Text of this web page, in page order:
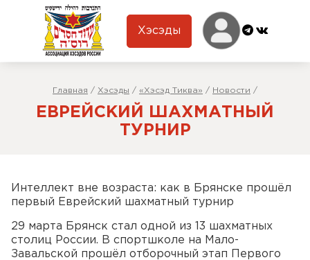
Хэсэды
Главная / Хэсэды / «Хэсэд Тиква» / Новости /
ЕВРЕЙСКИЙ ШАХМАТНЫЙ
ТУРНИР
Интеллект вне возраста: как в Брянске прошёл
первый Еврейский шахматный турнир
29 марта Брянск стал одной из 13 шахматных
столиц России. В спортшколе на Мало-
Завальской прошёл отборочный этап Первого